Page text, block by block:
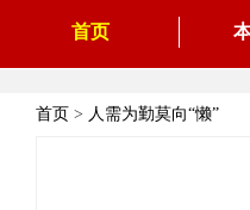
首页
首页 > 人需为勤莫向“懒”